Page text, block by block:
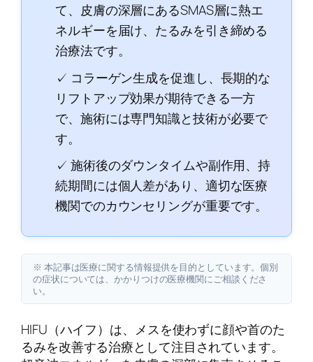
て、皮膚の深層にあるSMAS層に熱エ
ネルギーを届け、たるみを引き締める
治療法です。
✓ コラーゲン生成を促進し、長期的な
リフトアップ効果が期待できる一方
で、施術には専門知識と技術が必要で
す。
✓ 施術後のダウンタイムや副作用、持
続期間には個人差があり、適切な医療
機関でのカウンセリングが重要です。
※ 本記事は医療に関する情報提供を目的としています。個別
の症状については、かかりつけの医療機関にご相談くださ
い。
HIFU（ハイフ）は、メスを使わずに顔や首のた
るみを改善する治療として注目されています。